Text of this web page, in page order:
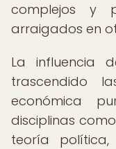
complejos y
arraigados en
La influencia
trascendido
económica
disciplinas
teoría política,